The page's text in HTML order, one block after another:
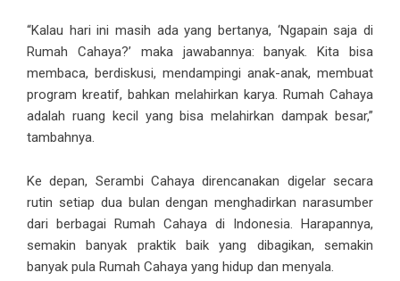
“Kalau hari ini masih ada yang bertanya, ‘Ngapain saja di
Rumah Cahaya?’ maka jawabannya: banyak. Kita bisa
membaca, berdiskusi, mendampingi anak-anak, membuat
program kreatif, bahkan melahirkan karya. Rumah Cahaya
adalah ruang kecil yang bisa melahirkan dampak besar,”
tambahnya.
Ke depan, Serambi Cahaya direncanakan digelar secara
rutin setiap dua bulan dengan menghadirkan narasumber
dari berbagai Rumah Cahaya di Indonesia. Harapannya,
semakin banyak praktik baik yang dibagikan, semakin
banyak pula Rumah Cahaya yang hidup dan menyala.